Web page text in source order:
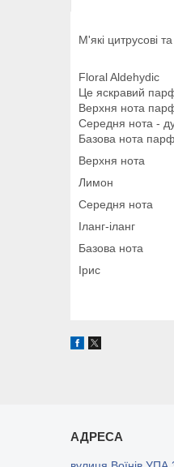
М'які цитрусові
Floral Aldehydic
Це яскравий
Верхня нота
Середня нота -
Базова нота
Верхня нота
Лимон
Середня нота
Іланг-іланг
Базова нота
Ірис